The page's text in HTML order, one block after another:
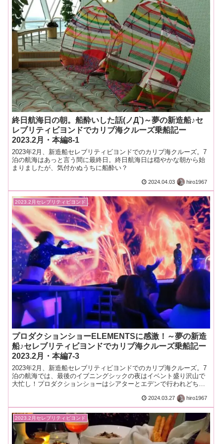
終日航海日の朝。船酔いした話(ノД`)～夢の新造船♪セ
レブリティビヨンドでカリブ海クルーズ乗船記ー
2023.2月・本編8-1
2023年2月、新造船セレブリティビヨンドでのカリブ海クルーズ。7
泊の航海はあっと言う間に最終日。終日航海日は穏やかな朝から始
まりましたが、気付かぬうちに船酔い？
2024.04.03 hiro1967
2023.2月セレブリティビヨンド
プロダクションショーELEMENTSに感激！～夢の新造
船♪セレブリティビヨンドでカリブ海クルーズ乗船記ー
2023.2月・本編7-3
2023年2月、新造船セレブリティビヨンドでのカリブ海クルーズ。7
泊の航海では、最後のイブニングシックの夜はイベント盛り沢山で
大忙し！プロダクションショーはシアターとエデンで行われどちら
2024.03.27 hiro1967
2023.2月セレブリティビヨンド